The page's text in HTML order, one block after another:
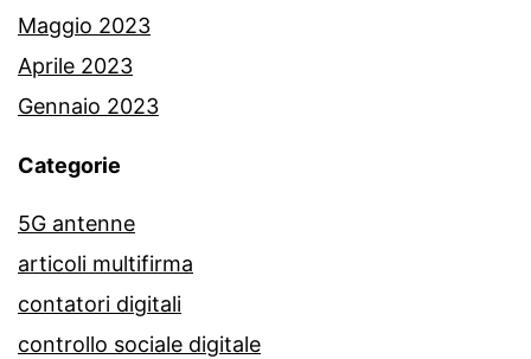
Maggio 2023
Aprile 2023
Gennaio 2023
Categorie
5G antenne
articoli multifirma
contatori digitali
controllo sociale digitale